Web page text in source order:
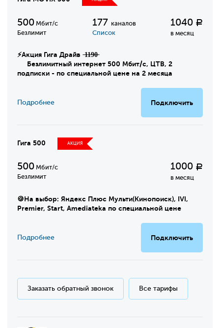
500 Мбит/с
Безлимит
177 каналов
Список
1040 Р
в месяц
⚡Акция Гига Драйв ̶1̶1̶9̶0̶
Безлимитный интернет 500 Мбит/с, ЦТВ, 2
подписки - по специальной цене на 2 месяца
Подключить
Подробнее
Гига 500 АКЦИЯ
500 Мбит/с
Безлимит
1000 Р
в месяц
🍪На выбор: Яндекс Плюс Мульти(Кинопоиск), IVI,
Premier, Start, Amediateka по специальной цене
Подключить
Подробнее
Заказать обратный звонок Все тарифы